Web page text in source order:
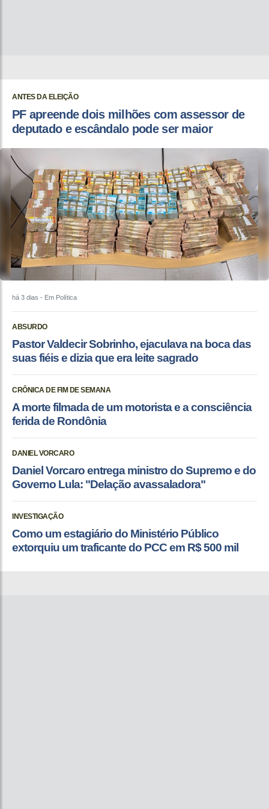
ANTES DA ELEIÇÃO
PF apreende dois milhões com assessor de
deputado e escândalo pode ser maior
há 3 dias - Em Política
ABSURDO
Pastor Valdecir Sobrinho, ejaculava na boca das
suas fiéis e dizia que era leite sagrado
CRÔNICA DE FIM DE SEMANA
A morte filmada de um motorista e a consciência
ferida de Rondônia
DANIEL VORCARO
Daniel Vorcaro entrega ministro do Supremo e do
Governo Lula: "Delação avassaladora"
INVESTIGAÇÃO
Como um estagiário do Ministério Público
extorquiu um traficante do PCC em R$ 500 mil